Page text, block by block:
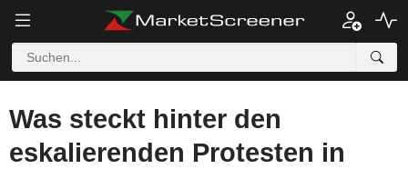
Was steckt hinter den
eskalierenden Protesten in